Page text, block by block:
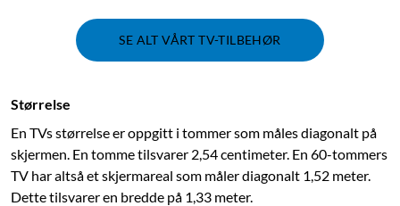
SE ALT VÅRT TV-TILBEHØR
Størrelse
En TVs størrelse er oppgitt i tommer som måles diagonalt på
skjermen. En tomme tilsvarer 2,54 centimeter. En 60-tommers
TV har altså et skjermareal som måler diagonalt 1,52 meter.
Dette tilsvarer en bredde på 1,33 meter.